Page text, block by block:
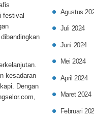
festival
kesadaran
Dengan
Agustus
Juli 2024
Juni 2024
Mei 2024
April 2024
Maret 2024
Februari